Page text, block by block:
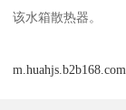
该水箱散热器。
m.huahjs.b2b168.com